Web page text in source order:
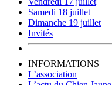
Samedi 18 juillet
Dimanche 19 juillet
Invités
INFORMATIONS
L’association